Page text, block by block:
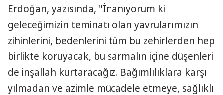
Erdoğan, yazısında, "İnanıyorum ki
geleceğimizin teminatı olan yavrularımızın
zihinlerini, bedenlerini tüm bu zehirlerden hep
birlikte koruyacak, bu sarmalın içine düşenleri
de inşallah kurtaracağız. Bağımlılıklara karşı
yılmadan ve azimle mücadele etmeye, sağlıklı